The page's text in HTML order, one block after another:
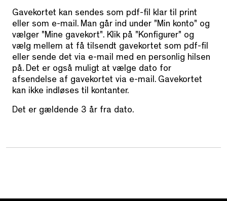
Gavekortet kan sendes som pdf-fil klar til print
eller som e-mail. Man går ind under "Min konto" og
vælger "Mine gavekort". Klik på "Konfigurer" og
vælg mellem at få tilsendt gavekortet som pdf-fil
eller sende det via e-mail med en personlig hilsen
på. Det er også muligt at vælge dato for
afsendelse af gavekortet via e-mail. Gavekortet
kan ikke indløses til kontanter.
Det er gældende 3 år fra dato.